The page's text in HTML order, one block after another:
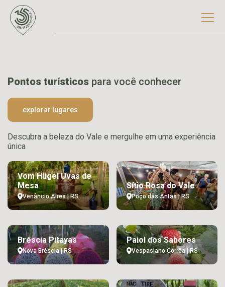
Pontos turísticos para você conhecer
explorar lugares
Descubra a beleza do Vale e mergulhe em uma experiência
única
Vom Hügel Uvas de
Mesa
Venâncio Aires | RS
Sítio Rosa do Vale
Poço das Antas | RS
Bréscia Pitayas
Nova Bréscia | RS
Paiol dos Sabores
Vespasiano Corrêa | RS